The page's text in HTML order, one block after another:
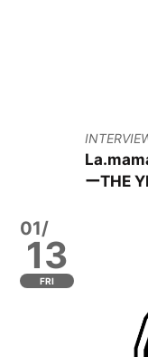
ーTHE
01/
13
FRI